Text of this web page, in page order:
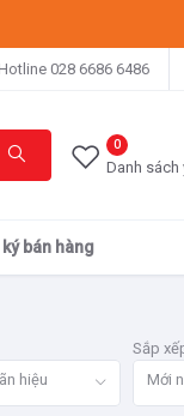
028 6686 6486
0
Danh sách
bán hàng
hiệu
Sắp
Mới